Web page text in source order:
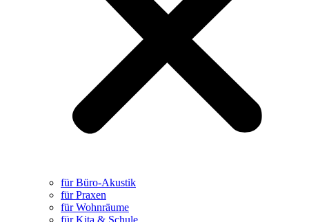
für Büro-Akustik
für Praxen
für Wohnräume
für Kita & Schule